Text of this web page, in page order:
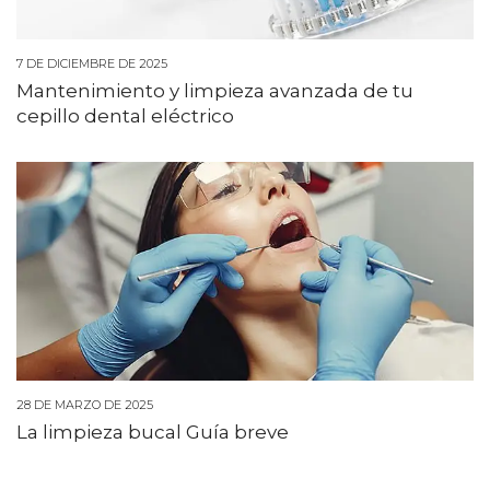
7 DE DICIEMBRE DE 2025
Mantenimiento y limpieza avanzada de tu
cepillo dental eléctrico
28 DE MARZO DE 2025
La limpieza bucal Guía breve